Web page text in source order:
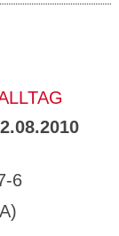
6